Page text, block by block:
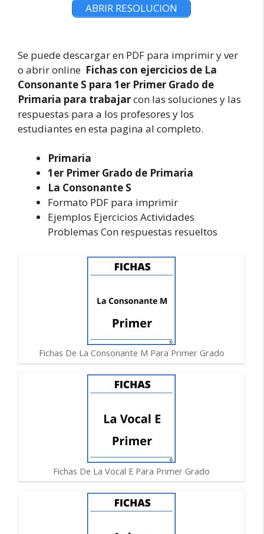
ABRIR RESOLUCION
Se puede descargar en PDF para imprimir y ver
o abrir online Fichas con ejercicios de La
Consonante S para 1er Primer Grado de
Primaria para trabajarcon las soluciones y las
respuestas para a los profesores y los
estudiantes en esta pagina al completo.
Primaria
1er Primer Grado de Primaria
La Consonante S
Formato PDF para imprimir
Ejemplos Ejercicios Actividades
Problemas Con respuestas resueltos
Fichas De La Consonante M Para Primer Grado
Fichas De La Vocal E Para Primer Grado